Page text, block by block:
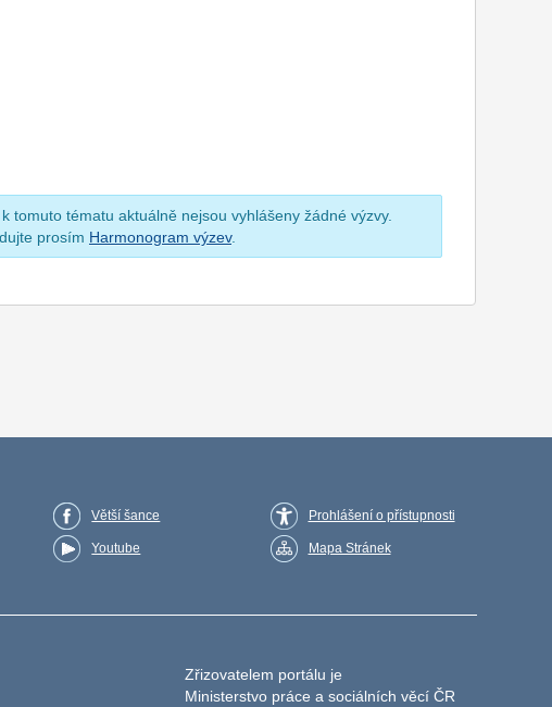
tomuto tématu aktuálně nejsou vyhlášeny žádné výzvy.
prosím Harmonogram výzev.
Větší šance
Youtube
Prohlášení o přístupnosti
Mapa Stránek
Zřizovatelem portálu je
Ministerstvo práce a sociálních věcí ČR